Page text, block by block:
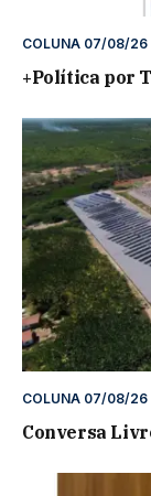
COLUNA 07/08/26
+Política por
COLUNA 07/08/26
Conversa